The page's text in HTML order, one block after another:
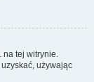
na tej witrynie.
używając